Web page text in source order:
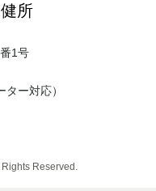
所
1号
ー対応）
Reserved.